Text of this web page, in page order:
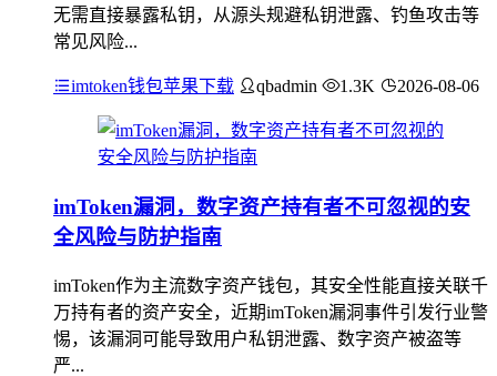
无需直接暴露私钥，从源头规避私钥泄露、钓鱼攻击等
常见风险...
imtoken钱包苹果下载 qbadmin 1.3K 2026-08-06
imToken漏洞，数字资产持有者不可忽视的安
全风险与防护指南
imToken作为主流数字资产钱包，其安全性能直接关联千
万持有者的资产安全，近期imToken漏洞事件引发行业警
惕，该漏洞可能导致用户私钥泄露、数字资产被盗等
严...